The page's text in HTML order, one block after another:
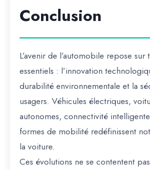
Conclusion
L’avenir de l’automobile repose
essentiels : l’innovation
durabilité environnementale et la
usagers. Véhicules électriques,
autonomes, connectivité
formes de mobilité redéfinissent
la voiture.
Ces évolutions ne se contentent